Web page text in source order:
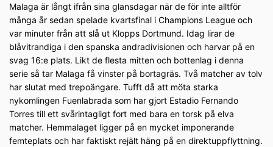
Malaga är långt ifrån sina glansdagar när de för inte alltför
många år sedan spelade kvartsfinal i Champions League och
var minuter från att slå ut Klopps Dortmund. Idag lirar de
blåvitrandiga i den spanska andradivisionen och harvar på en
svag 16:e plats. Likt de flesta mitten och bottenlag i denna
serie så tar Malaga få vinster på bortagräs. Två matcher av tolv
har slutat med trepoängare. Tufft då att möta starka
nykomlingen Fuenlabrada som har gjort Estadio Fernando
Torres till ett svårintagligt fort med bara en torsk på elva
matcher. Hemmalaget ligger på en mycket imponerande
femteplats och har faktiskt rejält häng på en direktuppflyttning.